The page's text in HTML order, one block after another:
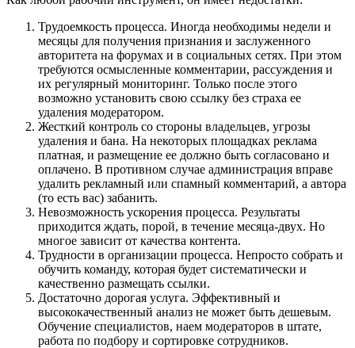
Трудоемкость процесса. Иногда необходимы недели и
месяцы для получения признания и заслуженного
авторитета на форумах и в социальных сетях. При этом
требуются осмысленные комментарии, рассуждения и
их регулярный мониторинг. Только после этого
возможно установить свою ссылку без страха ее
удаления модератором.
Жесткий контроль со стороны владельцев, угрозы
удаления и бана. На некоторых площадках реклама
платная, и размещение ее должно быть согласовано и
оплачено. В противном случае администрация вправе
удалить рекламный или спамный комментарий, а автора
(то есть вас) забанить.
Невозможность ускорения процесса. Результаты
приходится ждать, порой, в течение месяца-двух. Но
многое зависит от качества контента.
Трудности в организации процесса. Непросто собрать и
обучить команду, которая будет систематически и
качественно размещать ссылки.
Достаточно дорогая услуга. Эффективный и
высококачественный анализ не может быть дешевым.
Обучение специалистов, наем модераторов в штате,
работа по подбору и сортировке сотрудников.